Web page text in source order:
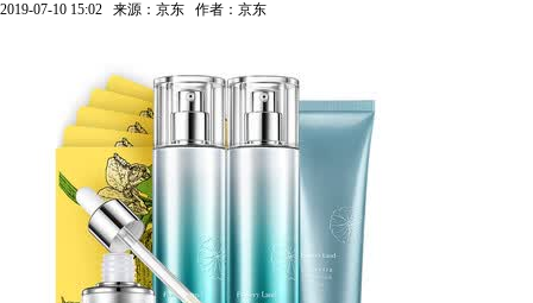
2019-07-10 15:02 来源：京东 作者：京东